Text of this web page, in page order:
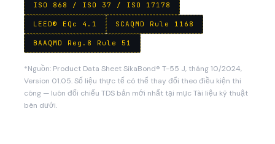
ISO 868 / ISO 37 / ISO 17178
LEED® EQc 4.1 SCAQMD Rule 1168
BAAQMD Reg.8 Rule 51
*Nguồn: Product Data Sheet SikaBond® T-55 J, tháng 10/2024,
Version 01.05. Số liệu thực tế có thể thay đổi theo điều kiện thi
công — luôn đối chiếu TDS bản mới nhất tại mục Tài liệu kỹ thuật
bên dưới.